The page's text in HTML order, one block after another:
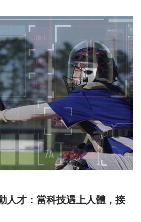
人才：當科技遇上人體，接